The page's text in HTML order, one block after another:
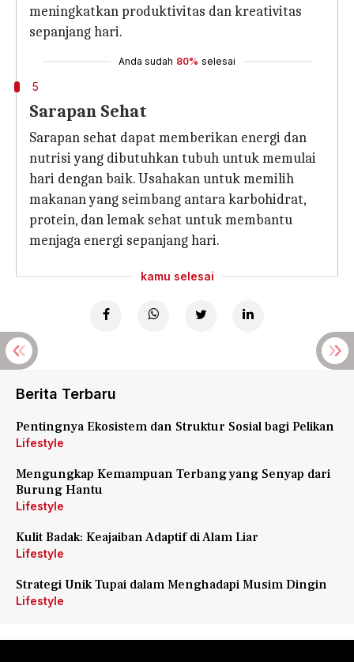
meningkatkan produktivitas dan kreativitas
sepanjang hari.
Anda sudah 80% selesai
5
Sarapan Sehat
Sarapan sehat dapat memberikan energi dan
nutrisi yang dibutuhkan tubuh untuk memulai
hari dengan baik. Usahakan untuk memilih
makanan yang seimbang antara karbohidrat,
protein, dan lemak sehat untuk membantu
menjaga energi sepanjang hari.
kamu selesai
Berita Terbaru
Pentingnya Ekosistem dan Struktur Sosial bagi Pelikan
Lifestyle
Mengungkap Kemampuan Terbang yang Senyap dari
Burung Hantu
Lifestyle
Kulit Badak: Keajaiban Adaptif di Alam Liar
Lifestyle
Strategi Unik Tupai dalam Menghadapi Musim Dingin
Lifestyle